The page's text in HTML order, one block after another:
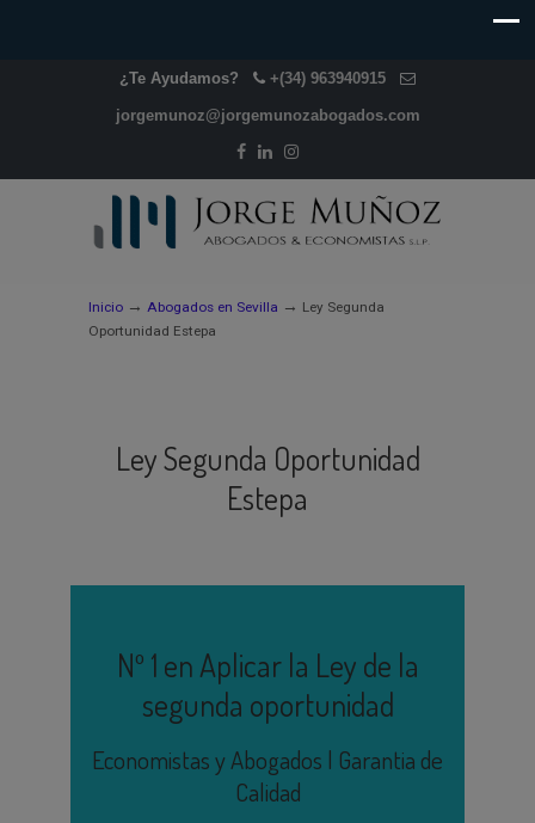
¿Te Ayudamos? +(34) 963940915
jorgemunoz@jorgemunozabogados.com
Inicio → Abogados en Sevilla → Ley Segunda
Oportunidad Estepa
Ley Segunda Oportunidad
Estepa
Nº 1 en Aplicar la Ley de la
segunda oportunidad
Economistas y Abogados | Garantia de
Calidad